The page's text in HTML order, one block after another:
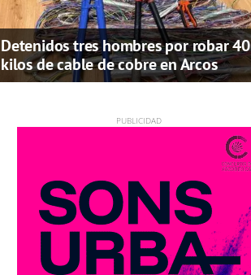
Detenidos tres hombres por robar 40
kilos de cable de cobre en Arcos